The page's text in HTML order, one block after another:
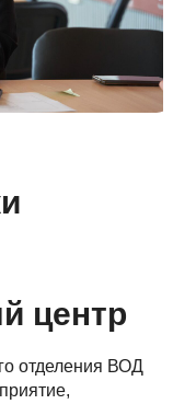
центр
отделения ВОД